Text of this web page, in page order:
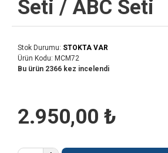
Seti / ABC Seti
Stok Durumu: STOKTA VAR
Ürün Kodu: MCM72
Bu ürün 2366 kez incelendi
2.950,00 ₺